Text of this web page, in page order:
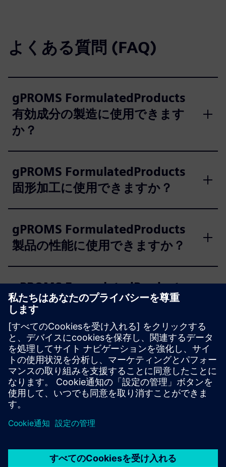
よくある質問 (FAQ)
gPROMS FormulatedProducts
有効成分の製造に使用できます
か？
gPROMS FormulatedProducts
固形加工に使用できますか？
gPROMS FormulatedProducts
製品の性能に使用できますか？
gPROMS FormulatedProducts
バイオプロセッシングに使用で
きますか？
gPROMS FormulatedProducts
典型的な使用例は何ですか？